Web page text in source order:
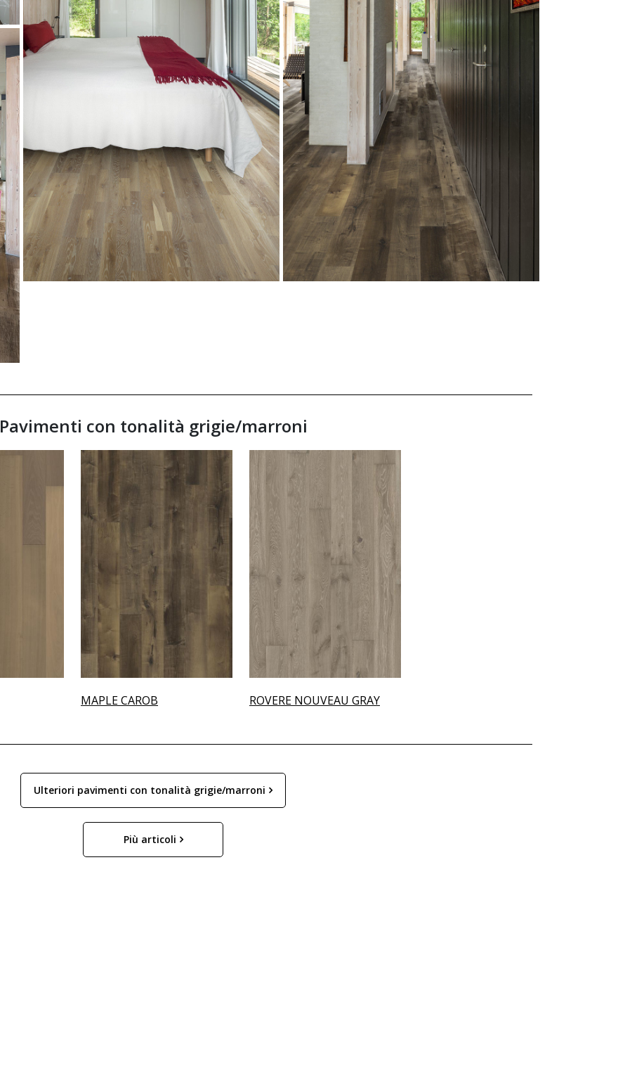
Pavimenti con tonalità grigie/marroni
MAPLE CAROB ROVERE NOUVEAU GRAY
Ulteriori pavimenti con tonalità grigie/marroni
Più articoli